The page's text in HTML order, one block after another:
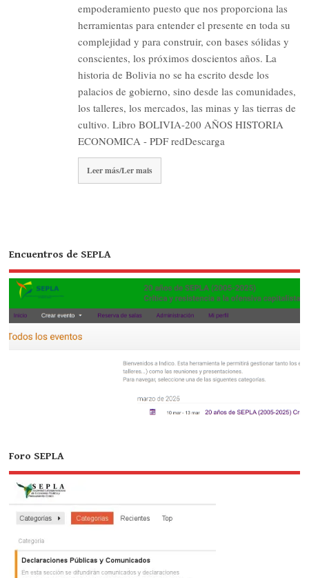
empoderamiento puesto que nos proporciona las
herramientas para entender el presente en toda su
complejidad y para construir, con bases sólidas y
conscientes, los próximos doscientos años. La
historia de Bolivia no se ha escrito desde los
palacios de gobierno, sino desde las comunidades,
los talleres, los mercados, las minas y las tierras de
cultivo. Libro BOLIVIA-200 AÑOS HISTORIA
ECONOMICA - PDF redDescarga
Leer más/Ler mais
Encuentros de SEPLA
Foro SEPLA